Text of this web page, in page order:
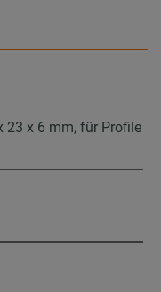
23 x 6 mm, für Profile